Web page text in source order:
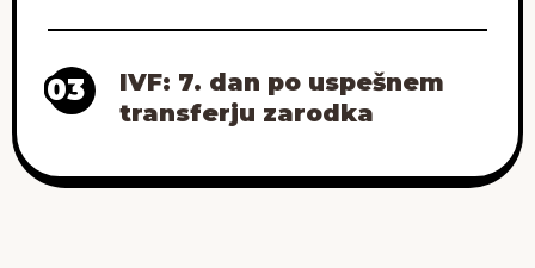
03
IVF: 7. dan po uspešnem
transferju zarodka